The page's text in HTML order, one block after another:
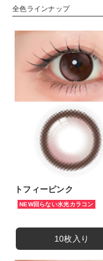
全色ラインナップ
トフィーピンク
NEW回らない水光カラコン
10枚入り